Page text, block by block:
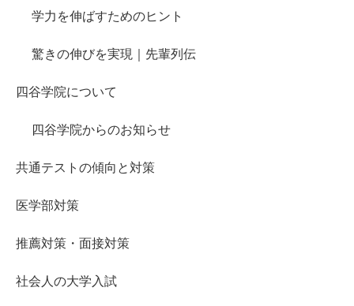
学力を伸ばすためのヒント
驚きの伸びを実現｜先輩列伝
四谷学院について
四谷学院からのお知らせ
共通テストの傾向と対策
医学部対策
推薦対策・面接対策
社会人の大学入試